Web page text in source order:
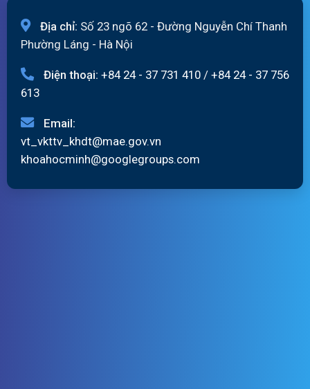
Địa chỉ: Số 23 ngõ 62 - Đường Nguyễn Chí Thanh
Phường Láng - Hà Nội
Điện thoại: +84 24 - 37 731 410 / +84 24 - 37 756
613
Email:
vt_vkttv_khdt@mae.gov.vn
khoahocminh@googlegroups.com